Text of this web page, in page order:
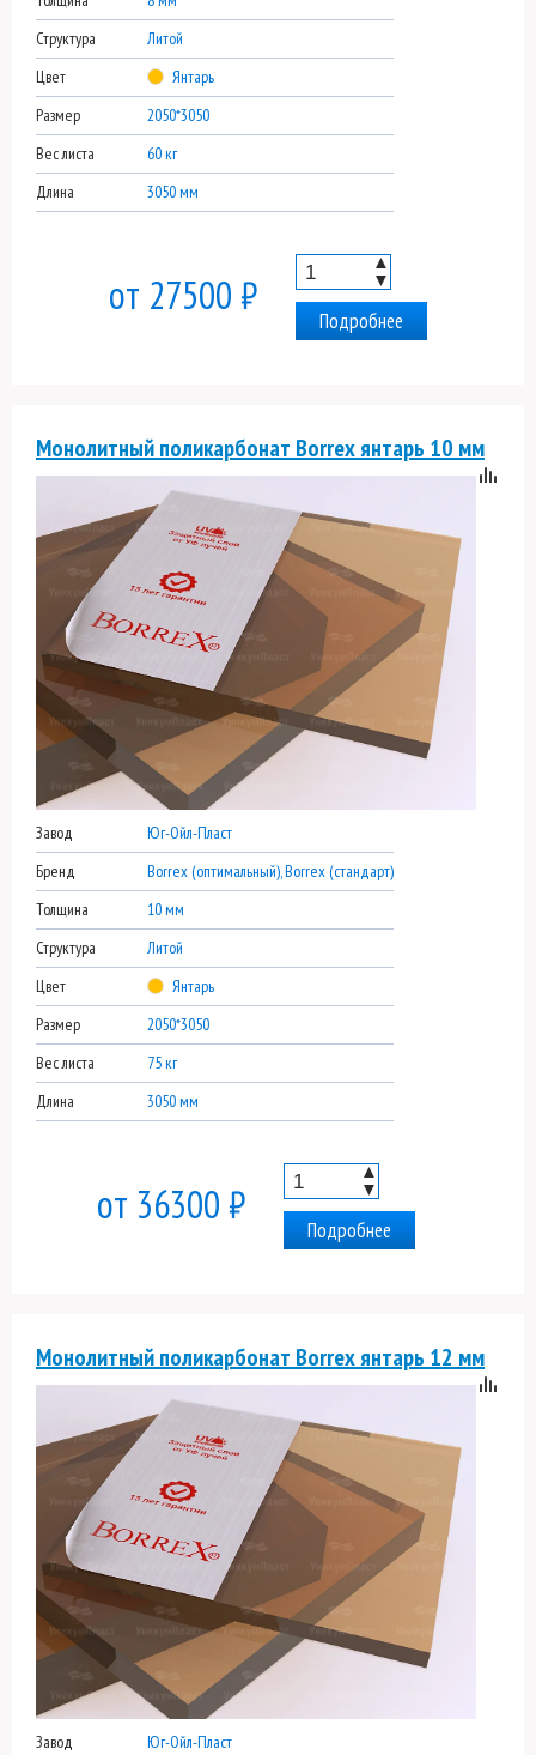
Структура
Литой
Цвет
Янтарь
Размер
2050*3050
Вес листа
60 кг
Длина
3050 мм
от 27500 ₽
▲
▼
Подробнее
Монолитный поликарбонат Borrex янтарь 10 мм
Завод
Юг-Ойл-Пласт
Бренд
Borrex (оптимальный), Borrex (стандарт)
Толщина
10 мм
Структура
Литой
Цвет
Янтарь
Размер
2050*3050
Вес листа
75 кг
Длина
3050 мм
от 36300 ₽
▲
▼
Подробнее
Монолитный поликарбонат Borrex янтарь 12 мм
Завод
Юг-Ойл-Пласт